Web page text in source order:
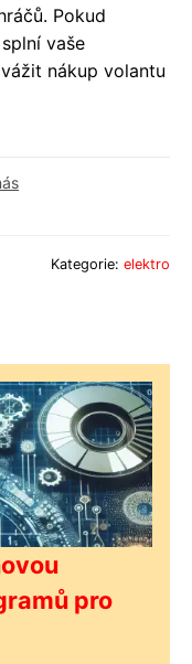
Pokud
vaše
nákup volantu
Kategorie: elektro
pro